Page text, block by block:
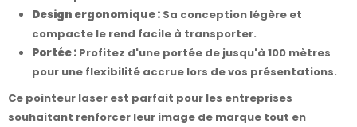
Design ergonomique : Sa conception légère et
compacte le rend facile à transporter.
Portée : Profitez d'une portée de jusqu'à 100 mètres
pour une flexibilité accrue lors de vos présentations.
Ce pointeur laser est parfait pour les entreprises
souhaitant renforcer leur image de marque tout en